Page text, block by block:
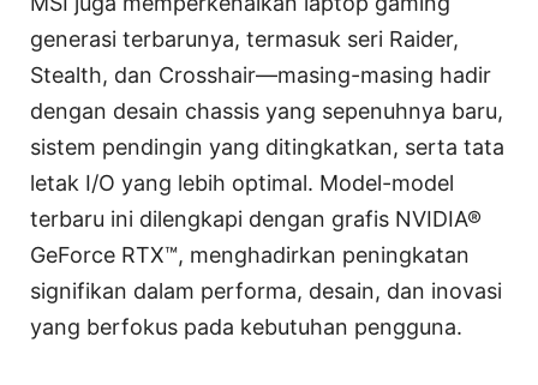
generasi terbarunya, termasuk seri Raider,
Stealth, dan Crosshair—masing-masing hadir
dengan desain chassis yang sepenuhnya baru,
sistem pendingin yang ditingkatkan, serta tata
letak I/O yang lebih optimal. Model-model
terbaru ini dilengkapi dengan grafis NVIDIA®
GeForce RTX™, menghadirkan peningkatan
signifikan dalam performa, desain, dan inovasi
yang berfokus pada kebutuhan pengguna.